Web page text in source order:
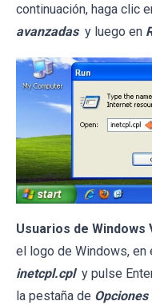
continuación, haga clic
avanzadas y luego en
Usuarios de Windows
el logo de Windows, en
inetcpl.cpl y pulse
la pestaña de